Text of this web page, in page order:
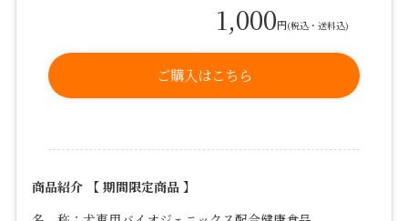
1,000円(税込・送料込)
ご購入はこちら
商品紹介 【 期間限定商品 】